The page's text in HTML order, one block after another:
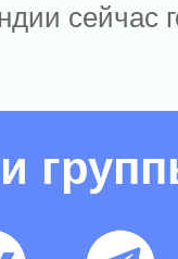
сейчас